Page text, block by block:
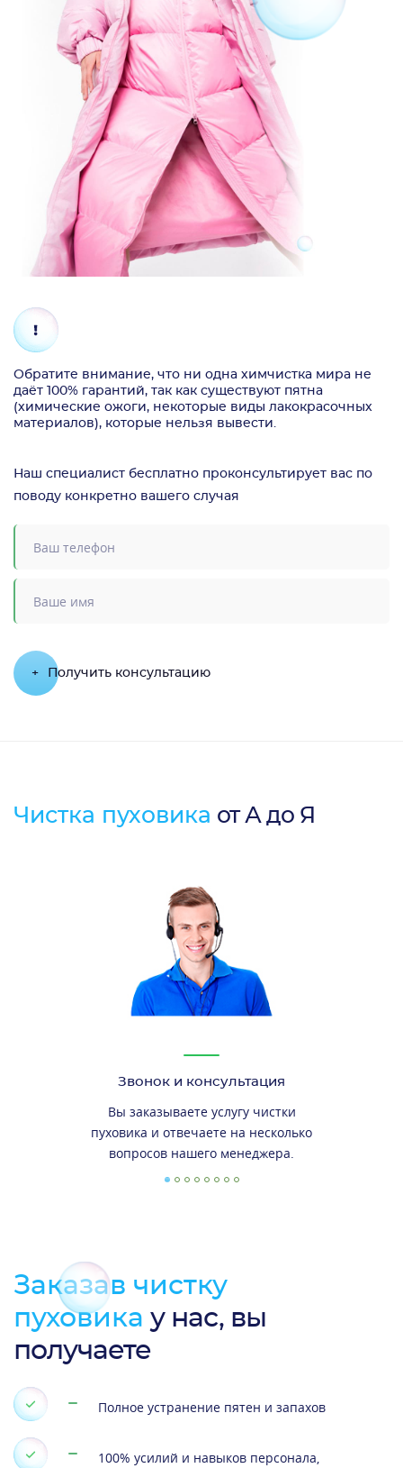
Обратите внимание, что ни одна химчистка мира не
даёт 100% гарантий, так как существуют пятна
(химические ожоги, некоторые виды лакокрасочных
материалов), которые нельзя вывести.
Наш специалист бесплатно проконсультирует вас по
поводу конкретно вашего случая
+ Получить консультацию
Чистка пуховика от А до Я
Звонок и консультация
Вы заказываете услугу чистки
пуховика и отвечаете на несколько
вопросов нашего менеджера.
Заказав чистку
пуховика у нас, вы
получаете
Полное устранение пятен и запахов
100% усилий и навыков персонала,